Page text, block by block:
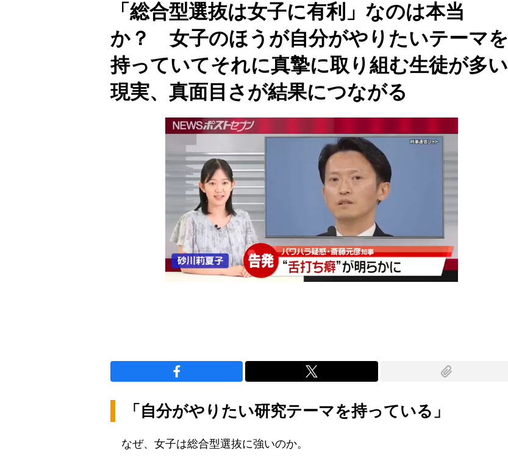
「総合型選抜は女子に有利」なのは本当
か？ 女子のほうが自分がやりたいテーマを
持っていてそれに真摯に取り組む生徒が多い
現実、真面目さが結果につながる
「自分がやりたい研究テーマを持っている」
なぜ、女子は総合型選抜に強いのか。